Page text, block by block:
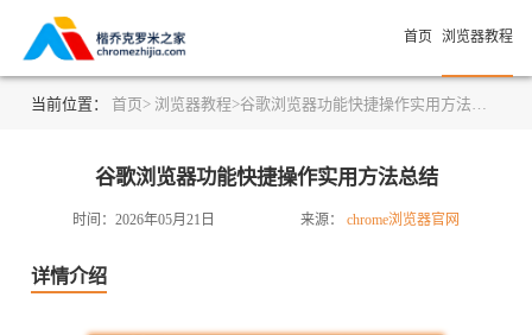
首页 浏览器教程
当前位置： 首页> 浏览器教程>谷歌浏览器功能快捷操作实用方法总结
谷歌浏览器功能快捷操作实用方法总结
时间：2026年05月21日 来源： chrome浏览器官网
详情介绍